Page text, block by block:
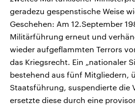
geradezu gespenstische Weise
Geschehen: Am 12.September
Militärführung erneut und
wieder aufgeflammten Terrors
das Kriegsrecht. Ein „nationaler
bestehend aus fünf Mitgliedern,
Staatsführung, suspendierte die
ersetzte diese durch eine